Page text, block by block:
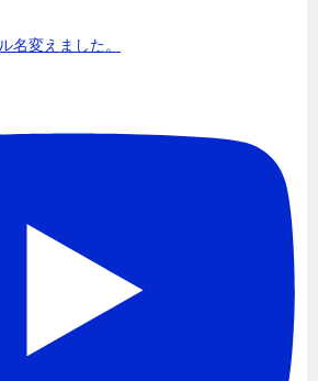
名変えました。